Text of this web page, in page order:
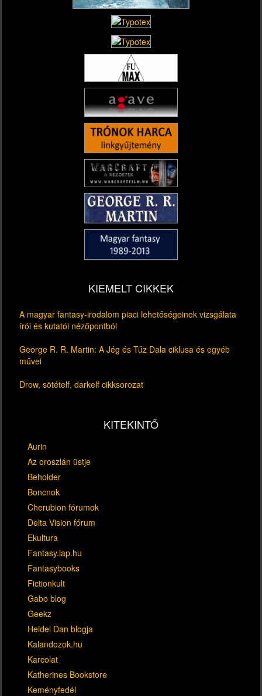
KIEMELT CIKKEK
A magyar fantasy-irodalom piaci lehetőségeinek vizsgálata
írói és kutatói nézőpontból
George R. R. Martin: A Jég és Tűz Dala ciklusa és egyéb
művei
Drow, sötételf, darkelf cikksorozat
KITEKINTŐ
Aurin
Az oroszlán üstje
Beholder
Boncnok
Cherubion fórumok
Delta Vision fórum
Ekultura
Fantasy.lap.hu
Fantasybooks
Fictionkult
Gabo blog
Geekz
Heidel Dan blogja
Kalandozok.hu
Karcolat
Katherines Bookstore
Keményfedél